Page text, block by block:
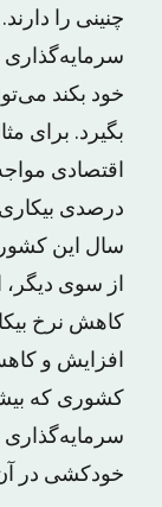
چنینی را
سرمایه‌گذاری
خود بکند
درصدی
سال این
از سوی دیگر،
کاهش نرخ
افزایش و
کشوری که
سرمایه‌گذاری
خودکشی در آن